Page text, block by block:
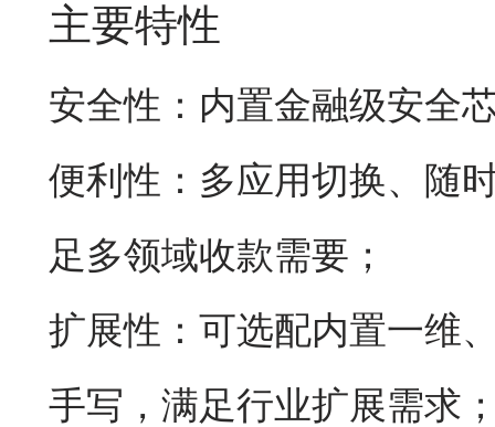
主要特性
安全性：内置金融级安全
便利性：多应用切换、随
足多领域收款需要；
扩展性：可选配内置一维
手写，满足行业扩展需求